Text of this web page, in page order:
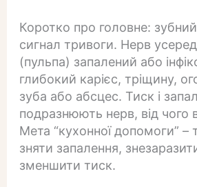
Коротко про головне:
сигнал тривоги. Нерв
(пульпа) запалений або
глибокий карієс, тріщину,
зуба або абсцес. Тиск і
подразнюють нерв, від чого
Мета “кухонної допомоги” –
зняти запалення,
зменшити тиск.